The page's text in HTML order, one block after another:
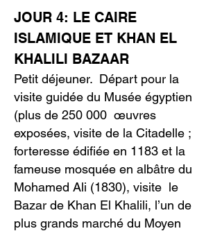
JOUR 4: LE CAIRE
ISLAMIQUE ET KHAN EL
KHALILI BAZAAR
Petit déjeuner. Départ pour la
visite guidée du Musée égyptien
(plus de 250 000 œuvres
exposées, visite de la Citadelle ;
forteresse édifiée en 1183 et la
fameuse mosquée en albâtre du
Mohamed Ali (1830), visite le
Bazar de Khan El Khalili, l’un de
plus grands marché du Moyen